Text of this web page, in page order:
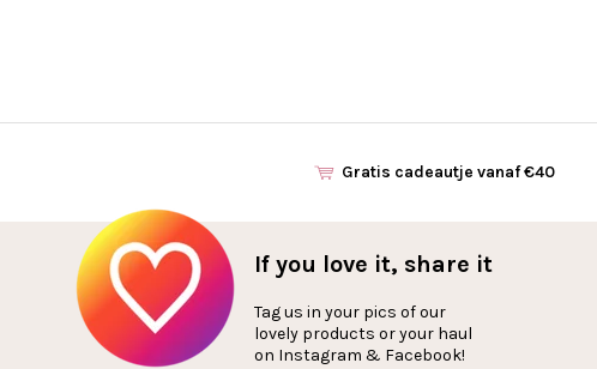
Gratis cadeautje vanaf €40
If you love it, share it
Tag us in your pics of our
lovely products or your haul
on Instagram & Facebook!